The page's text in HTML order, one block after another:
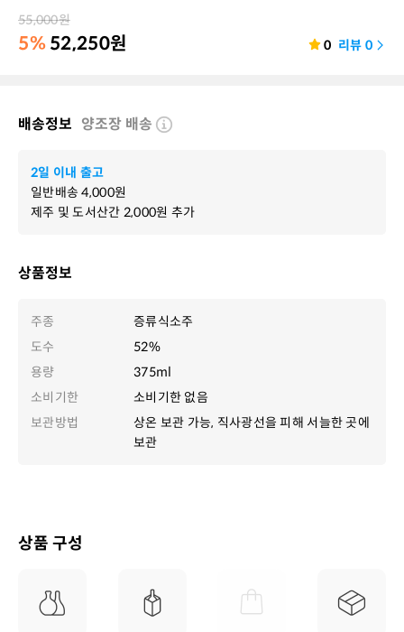
55,000원
5% 52,250원 0 리뷰 0
상품정보
주종
증류식소주
도수
52%
용량
375ml
소비기한
소비기한 없음
보관방법
상온 보관 가능, 직사광선을 피해 서늘한 곳에
보관
배송정보 양조장 배송
2일 이내 출고
일반배송4,000원
제주 및 도서산간 2,000원 추가
상품 구성